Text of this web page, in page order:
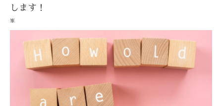
します！
家